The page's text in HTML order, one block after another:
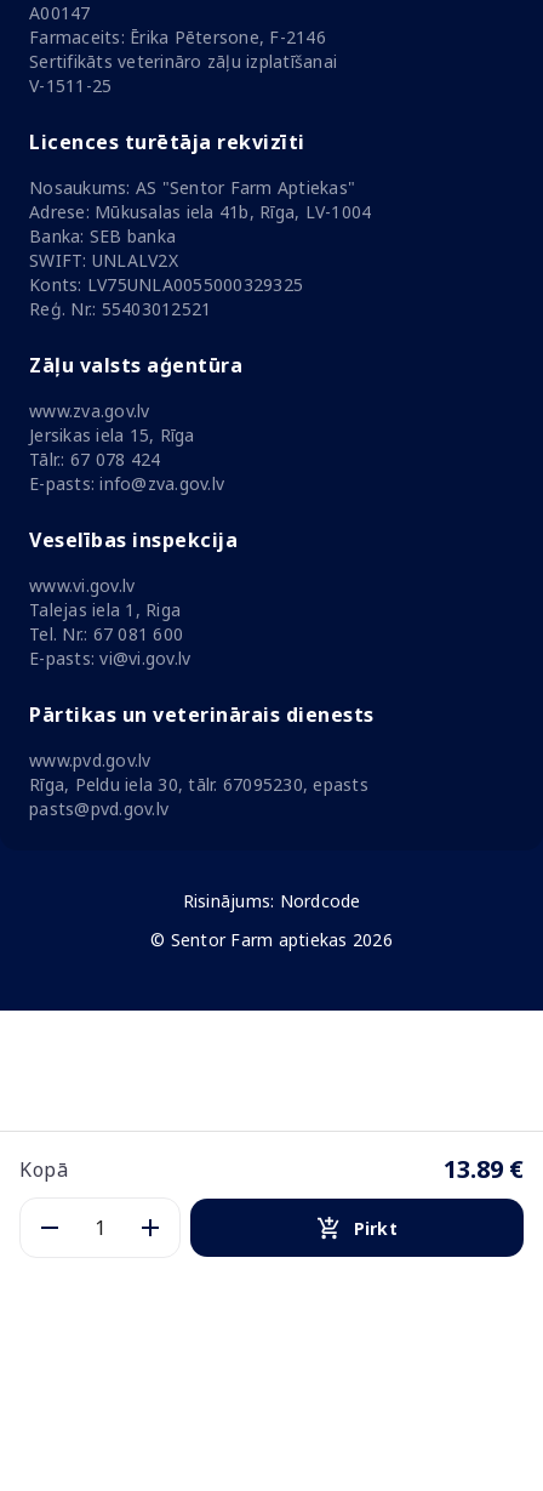
Kopā 13.89 €
Pirkt
A00147
Farmaceits: Ērika Pētersone, F-2146
Sertifikāts veterināro zāļu izplatīšanai
V-1511-25
Licences turētāja rekvizīti
Nosaukums: AS "Sentor Farm Aptiekas"
Adrese: Mūkusalas iela 41b, Rīga, LV-1004
Banka: SEB banka
SWIFT: UNLALV2X
Konts: LV75UNLA0055000329325
Reģ. Nr.: 55403012521
Zāļu valsts aģentūra
www.zva.gov.lv
Jersikas iela 15, Rīga
Tālr.: 67 078 424
E-pasts: info@zva.gov.lv
Veselības inspekcija
www.vi.gov.lv
Talejas iela 1, Riga
Tel. Nr.: 67 081 600
E-pasts: vi@vi.gov.lv
Pārtikas un veterinārais dienests
www.pvd.gov.lv
Rīga, Peldu iela 30, tālr. 67095230, epasts
pasts@pvd.gov.lv
Risinājums: Nordcode
© Sentor Farm aptiekas 2026